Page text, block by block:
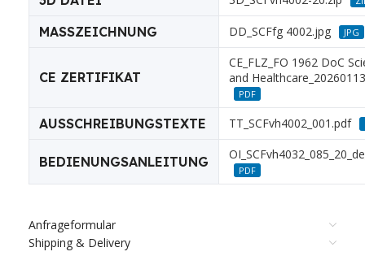
MASSZEICHNUNG DD_SCFfg 4002.jpg JPG
CE ZERTIFIKAT
CE_FLZ_FO 1962 DoC
and
PDF
AUSSCHREIBUNGSTEXTE TT_SCFvh4002_001.pdf
BEDIENUNGSANLEITUNG
PDF
Anfrageformular
Shipping & Delivery